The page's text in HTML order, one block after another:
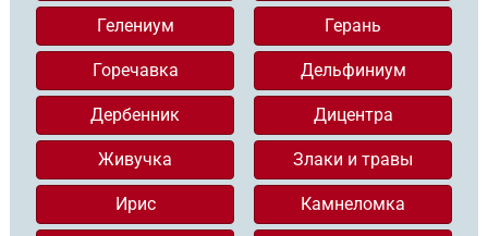
Гелениум Герань
Горечавка Дельфиниум
Дербенник Дицентра
Живучка Злаки и травы
Ирис Камнеломка